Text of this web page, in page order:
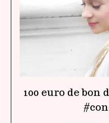
100 euro de bon